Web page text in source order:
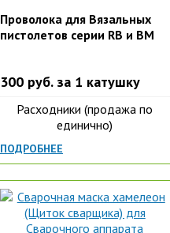
Проволока для Вязальных
пистолетов серии RB и ВM
300 руб. за 1 катушку
Расходники (продажа по
единично)
ПОДРОБНЕЕ